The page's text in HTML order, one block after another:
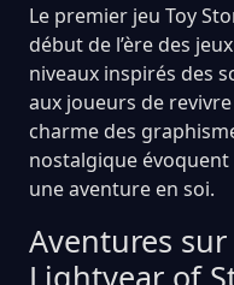
Le premier jeu Toy
début de l’ère des
niveaux inspirés des
aux joueurs de
charme des
nostalgique
une aventure en soi.
Aventures
Lightyear of